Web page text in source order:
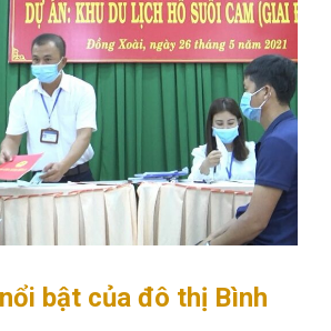
bật của đô thị Bình